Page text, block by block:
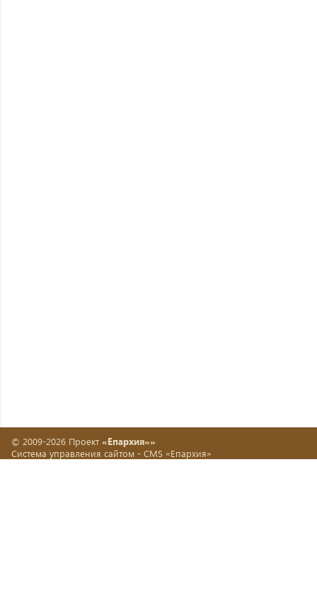
© 2009-2026 Проект «Епархия»»
Система управления сайтом - CMS «Епархия»